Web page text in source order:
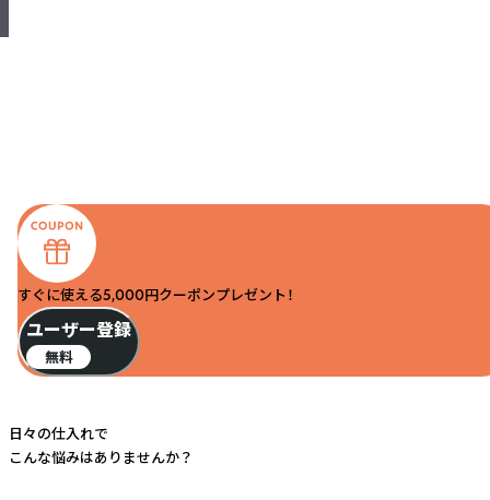
すぐに使える5,000円クーポンプレゼント！
ユーザー登録
無料
日々の仕入れで
こんな悩みはありませんか？